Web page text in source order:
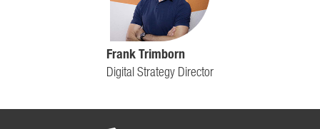
Frank Trimborn
Digital Strategy Director